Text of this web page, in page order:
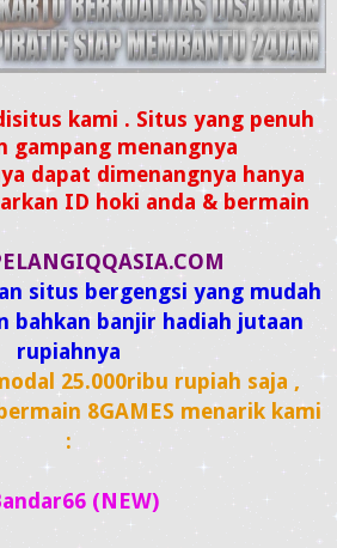
kami . Situs yang penuh
gampang menangnya
dapat dimenangnya hanya
ID hoki anda & bermain
situs bergengsi yang mudah
bahkan banjir hadiah jutaan
rupiahnya
25.000ribu rupiah saja ,
8GAMES menarik kami
:
(NEW)